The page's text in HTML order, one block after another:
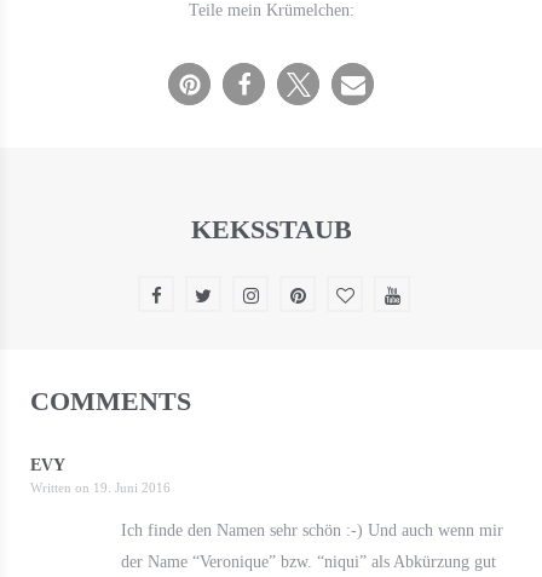
Teile mein Krümelchen:
KEKSSTAUB
COMMENTS
EVY
Written on 19. Juni 2016
Ich finde den Namen sehr schön :-) Und auch wenn mir
der Name “Veronique” bzw. “niqui” als Abkürzung gut